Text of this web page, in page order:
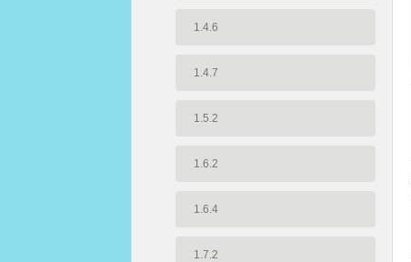
1.4.6
1.4.7
1.5.2
1.6.2
1.6.4
1.7.2